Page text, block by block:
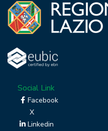
Social Link
Facebook
X
Linkedin